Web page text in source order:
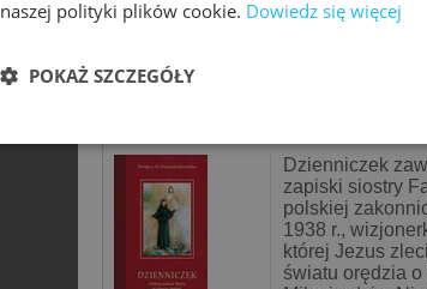
Dzienniczek
zapiski siostry
polskiej
1938 r.,
której Jezus
światu orędzia o
naszej polityki plików cookie. Dowiedz się więcej
POKAŻ SZCZEGÓŁY